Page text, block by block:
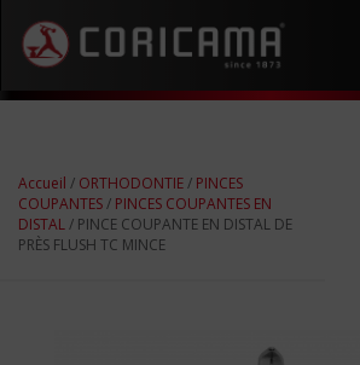
Accueil / ORTHODONTIE/ PINCES
COUPANTES/ PINCES COUPANTES EN
DISTAL/ PINCE COUPANTE EN DISTAL DE
PRÈS FLUSH TC MINCE